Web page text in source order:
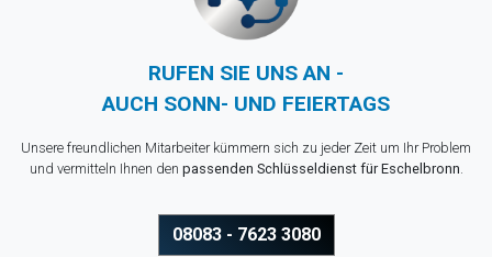
RUFEN SIE UNS AN -
AUCH SONN- UND FEIERTAGS
Unsere freundlichen Mitarbeiter kümmern sich zu jeder Zeit um Ihr Problem
und vermitteln Ihnen den passenden Schlüsseldienst für Eschelbronn.
08083 - 7623 3080